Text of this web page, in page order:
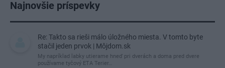
Najnovšie príspevky
Re: Takto sa rieši málo úložného miesta. V tomto byte
stačil jeden prvok | Môjdom.sk
My napríklad labky utierame hneď pri dverách a doma pred dvere
používame tyčový ETA Terier…